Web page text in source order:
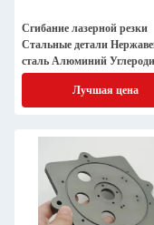
Сгибание лазерной резки
Стальные детали
сталь Алюминий
сталь
Лучшая цена